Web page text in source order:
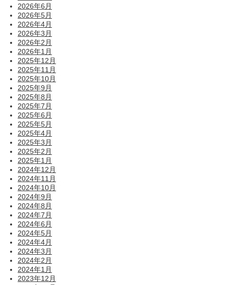
2026年6月
2026年5月
2026年4月
2026年3月
2026年2月
2026年1月
2025年12月
2025年11月
2025年10月
2025年9月
2025年8月
2025年7月
2025年6月
2025年5月
2025年4月
2025年3月
2025年2月
2025年1月
2024年12月
2024年11月
2024年10月
2024年9月
2024年8月
2024年7月
2024年6月
2024年5月
2024年4月
2024年3月
2024年2月
2024年1月
2023年12月